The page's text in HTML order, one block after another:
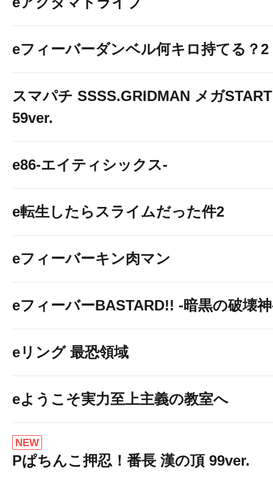
eフィーバーダンベル何キロ持てる？2
スマパチ SSSS.GRIDMAN メガ
59ver.
e86-エイティシックス-
e転生したらスライムだった件2
eフィーバーキン肉マン
eフィーバーBASTARD!! -暗黒の破壊
eリング 最恐領域
eようこそ実力至上主義の教室へ
NEW
Pぱちんこ押忍！番長 漢の頂 99ver.